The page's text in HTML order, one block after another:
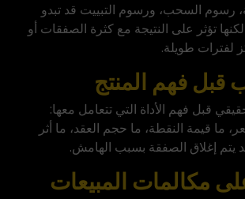
رسوم السحب، ورسوم التبييت قد تبدو
تؤثر على النتيجة مع كثرة الصفقات أو
لفترات طويلة.
فهم المنتج
قبل فهم الأداة التي تتعامل معها:
ما قيمة النقطة، ما حجم العقد، ما أثر
يتم إغلاق الصفقة بسبب الهامش.
مكالمات المبيعات